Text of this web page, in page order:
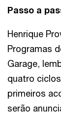
Passo a
Henrique
Programas
Garage,
quatro
primeiros
serão